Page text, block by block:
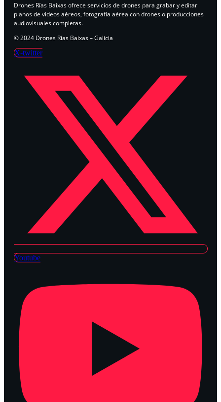
Drones Rías Baixas ofrece servicios de drones para grabar y editar
planos de videos aéreos, fotografía aérea con drones o producciones
audiovisuales completas.
© 2024 Drones Rías Baixas – Galicia
X-twitter
Youtube